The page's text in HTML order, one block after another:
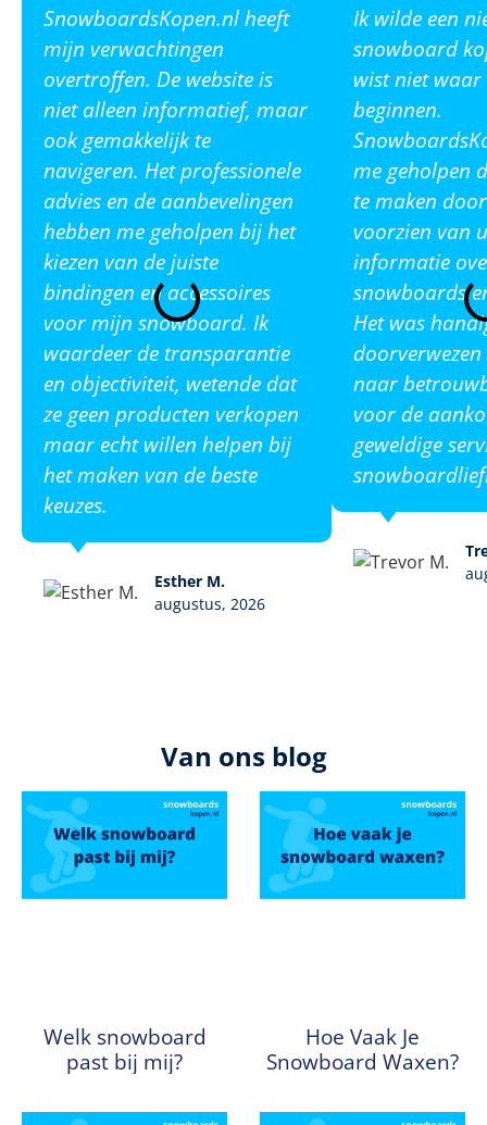
SnowboardsKopen.nl heeft
mijn verwachtingen
overtroffen. De website is
niet alleen informatief, maar
ook gemakkelijk te
navigeren. Het professionele
advies en de aanbevelingen
hebben me geholpen bij het
kiezen van de juiste
bindingen en accessoires
voor mijn snowboard. Ik
waardeer de transparantie
en objectiviteit, wetende dat
ze geen producten verkopen
maar echt willen helpen bij
het maken van de beste
keuzes.
Esther M.
augustus, 2026
Ik wilde een
snowboard
wist niet waar
beginnen.
me geholpen
te maken
voorzien van
informatie
snowboards
Het was
naar
voor de
geweldige
Van ons blog
Welk snowboard
past bij mij?
Hoe Vaak Je
Snowboard Waxen?